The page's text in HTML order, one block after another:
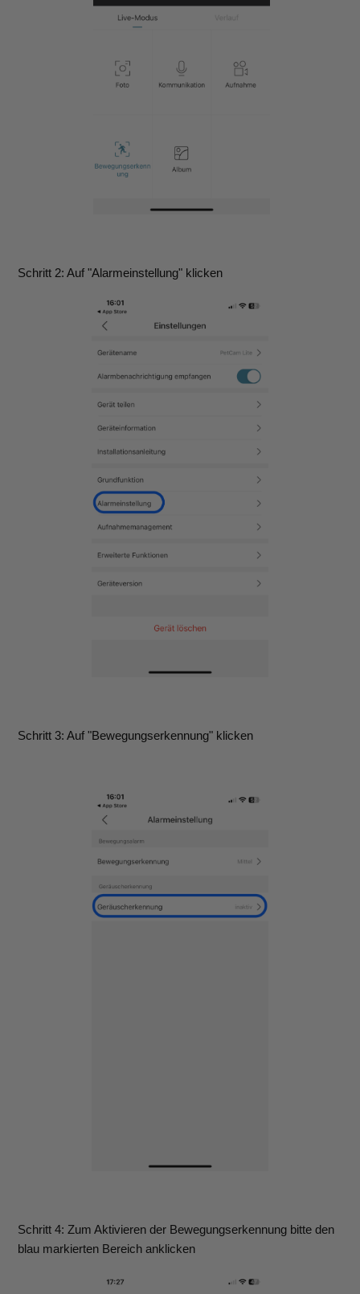
Schritt 2: Auf "Alarmeinstellung" klicken
Schritt 3: Auf "Bewegungserkennung" klicken
Schritt 4: Zum Aktivieren der Bewegungserkennung bitte den
blau markierten Bereich anklicken